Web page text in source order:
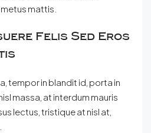
mattis.
Felis Sed Eros
tempor in blandit id, porta in
massa, at interdum mauris
lectus, tristique at nisl at,